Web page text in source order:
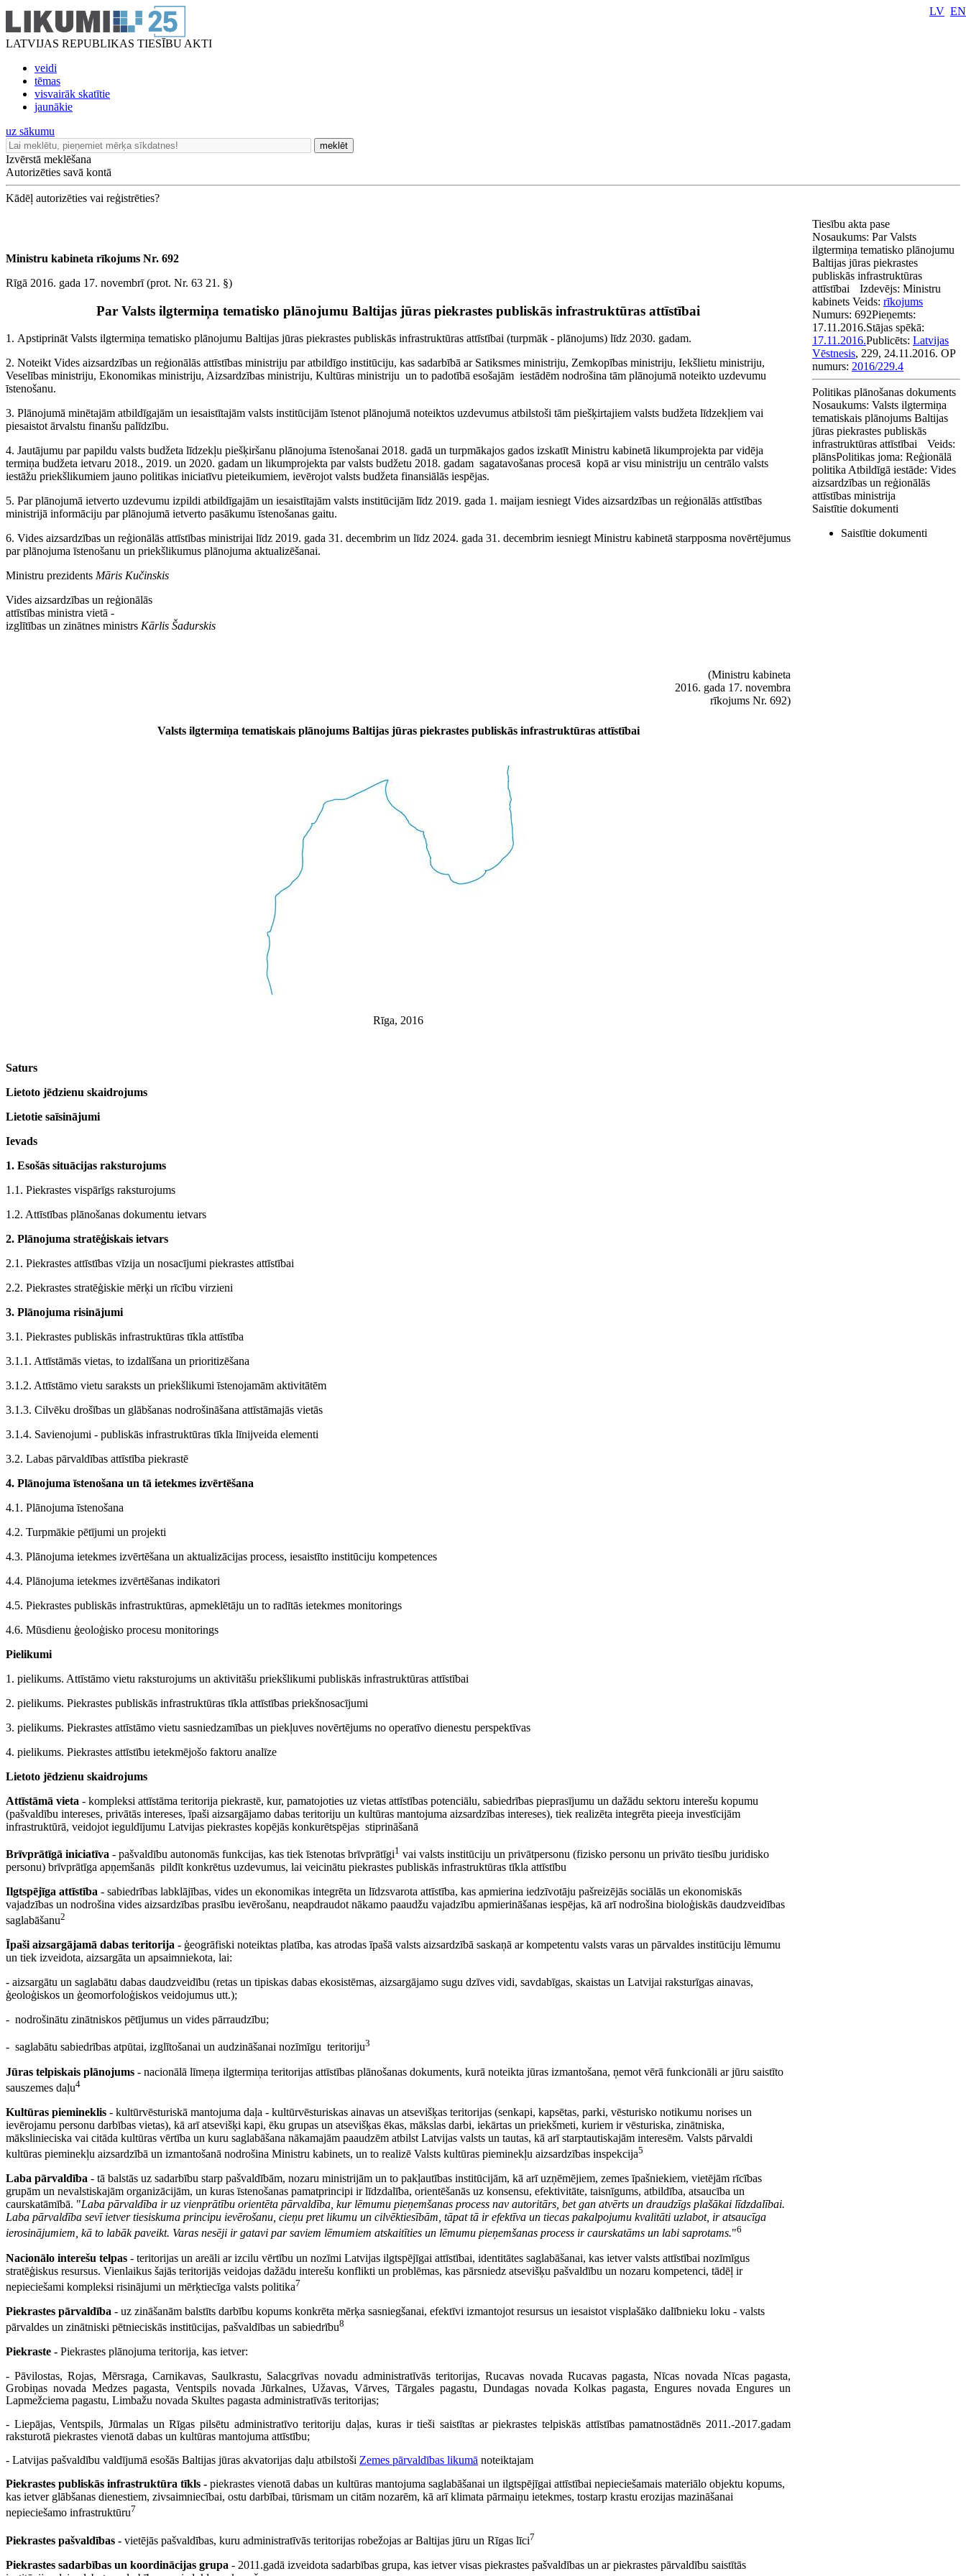
LATVIJAS REPUBLIKAS TIESĪBU AKTI
veidi
tēmas
visvairāk skatītie
jaunākie
LV EN
uz sākumu
meklēt
Izvērstā meklēšana
Autorizēties savā kontā
Kādēļ autorizēties vai reģistrēties?
Ministru kabineta rīkojums Nr. 692
Rīgā 2016. gada 17. novembrī (prot. Nr. 63 21. §)
Par Valsts ilgtermiņa tematisko plānojumu Baltijas jūras piekrastes publiskās infrastruktūras attīstībai
1. Apstiprināt Valsts ilgtermiņa tematisko plānojumu Baltijas jūras piekrastes publiskās infrastruktūras attīstībai (turpmāk - plānojums) līdz 2030. gadam.
2. Noteikt Vides aizsardzības un reģionālās attīstības ministriju par atbildīgo institūciju, kas sadarbībā ar Satiksmes ministriju, Zemkopības ministriju, Iekšlietu ministriju,
Veselības ministriju, Ekonomikas ministriju, Aizsardzības ministriju, Kultūras ministriju un to padotībā esošajām iestādēm nodrošina tām plānojumā noteikto uzdevumu
īstenošanu.
3. Plānojumā minētajām atbildīgajām un iesaistītajām valsts institūcijām īstenot plānojumā noteiktos uzdevumus atbilstoši tām piešķirtajiem valsts budžeta līdzekļiem vai
piesaistot ārvalstu finanšu palīdzību.
4. Jautājumu par papildu valsts budžeta līdzekļu piešķiršanu plānojuma īstenošanai 2018. gadā un turpmākajos gados izskatīt Ministru kabinetā likumprojekta par vidēja
termiņa budžeta ietvaru 2018., 2019. un 2020. gadam un likumprojekta par valsts budžetu 2018. gadam sagatavošanas procesā kopā ar visu ministriju un centrālo valsts
iestāžu priekšlikumiem jauno politikas iniciatīvu pieteikumiem, ievērojot valsts budžeta finansiālās iespējas.
5. Par plānojumā ietverto uzdevumu izpildi atbildīgajām un iesaistītajām valsts institūcijām līdz 2019. gada 1. maijam iesniegt Vides aizsardzības un reģionālās attīstības
ministrijā informāciju par plānojumā ietverto pasākumu īstenošanas gaitu.
6. Vides aizsardzības un reģionālās attīstības ministrijai līdz 2019. gada 31. decembrim un līdz 2024. gada 31. decembrim iesniegt Ministru kabinetā starpposma novērtējumus
par plānojuma īstenošanu un priekšlikumus plānojuma aktualizēšanai.
Ministru prezidents Māris Kučinskis
Vides aizsardzības un reģionālās
attīstības ministra vietā -
izglītības un zinātnes ministrs Kārlis Šadurskis
(Ministru kabineta
2016. gada 17. novembra
rīkojums Nr. 692)
Valsts ilgtermiņa tematiskais plānojums Baltijas jūras piekrastes publiskās infrastruktūras attīstībai
Rīga, 2016
Saturs
Lietoto jēdzienu skaidrojums
Lietotie saīsinājumi
Ievads
1. Esošās situācijas raksturojums
1.1. Piekrastes vispārīgs raksturojums
1.2. Attīstības plānošanas dokumentu ietvars
2. Plānojuma stratēģiskais ietvars
2.1. Piekrastes attīstības vīzija un nosacījumi piekrastes attīstībai
2.2. Piekrastes stratēģiskie mērķi un rīcību virzieni
3. Plānojuma risinājumi
3.1. Piekrastes publiskās infrastruktūras tīkla attīstība
3.1.1. Attīstāmās vietas, to izdalīšana un prioritizēšana
3.1.2. Attīstāmo vietu saraksts un priekšlikumi īstenojamām aktivitātēm
3.1.3. Cilvēku drošības un glābšanas nodrošināšana attīstāmajās vietās
3.1.4. Savienojumi - publiskās infrastruktūras tīkla līnijveida elementi
3.2. Labas pārvaldības attīstība piekrastē
4. Plānojuma īstenošana un tā ietekmes izvērtēšana
4.1. Plānojuma īstenošana
4.2. Turpmākie pētījumi un projekti
4.3. Plānojuma ietekmes izvērtēšana un aktualizācijas process, iesaistīto institūciju kompetences
4.4. Plānojuma ietekmes izvērtēšanas indikatori
4.5. Piekrastes publiskās infrastruktūras, apmeklētāju un to radītās ietekmes monitorings
4.6. Mūsdienu ģeoloģisko procesu monitorings
Pielikumi
1. pielikums. Attīstāmo vietu raksturojums un aktivitāšu priekšlikumi publiskās infrastruktūras attīstībai
2. pielikums. Piekrastes publiskās infrastruktūras tīkla attīstības priekšnosacījumi
3. pielikums. Piekrastes attīstāmo vietu sasniedzamības un piekļuves novērtējums no operatīvo dienestu perspektīvas
4. pielikums. Piekrastes attīstību ietekmējošo faktoru analīze
Lietoto jēdzienu skaidrojums
Attīstāmā vieta - kompleksi attīstāma teritorija piekrastē, kur, pamatojoties uz vietas attīstības potenciālu, sabiedrības pieprasījumu un dažādu sektoru interešu kopumu
(pašvaldību intereses, privātās intereses, īpaši aizsargājamo dabas teritoriju un kultūras mantojuma aizsardzības intereses), tiek realizēta integrēta pieeja investīcijām
infrastruktūrā, veidojot ieguldījumu Latvijas piekrastes kopējās konkurētspējas stiprināšanā
Brīvprātīgā iniciatīva - pašvaldību autonomās funkcijas, kas tiek īstenotas brīvprātīgi1 vai valsts institūciju un privātpersonu (fizisko personu un privāto tiesību juridisko
personu) brīvprātīga apņemšanās pildīt konkrētus uzdevumus, lai veicinātu piekrastes publiskās infrastruktūras tīkla attīstību
Ilgtspējīga attīstība - sabiedrības labklājības, vides un ekonomikas integrēta un līdzsvarota attīstība, kas apmierina iedzīvotāju pašreizējās sociālās un ekonomiskās
vajadzības un nodrošina vides aizsardzības prasību ievērošanu, neapdraudot nākamo paaudžu vajadzību apmierināšanas iespējas, kā arī nodrošina bioloģiskās daudzveidības
saglabāšanu2
Īpaši aizsargājamā dabas teritorija - ģeogrāfiski noteiktas platība, kas atrodas īpašā valsts aizsardzībā saskaņā ar kompetentu valsts varas un pārvaldes institūciju lēmumu
un tiek izveidota, aizsargāta un apsaimniekota, lai:
- aizsargātu un saglabātu dabas daudzveidību (retas un tipiskas dabas ekosistēmas, aizsargājamo sugu dzīves vidi, savdabīgas, skaistas un Latvijai raksturīgas ainavas,
ģeoloģiskos un ģeomorfoloģiskos veidojumus utt.);
- nodrošinātu zinātniskos pētījumus un vides pārraudzību;
- saglabātu sabiedrības atpūtai, izglītošanai un audzināšanai nozīmīgu teritoriju3
Jūras telpiskais plānojums - nacionālā līmeņa ilgtermiņa teritorijas attīstības plānošanas dokuments, kurā noteikta jūras izmantošana, ņemot vērā funkcionāli ar jūru saistīto
sauszemes daļu4
Kultūras piemineklis - kultūrvēsturiskā mantojuma daļa - kultūrvēsturiskas ainavas un atsevišķas teritorijas (senkapi, kapsētas, parki, vēsturisko notikumu norises un
ievērojamu personu darbības vietas), kā arī atsevišķi kapi, ēku grupas un atsevišķas ēkas, mākslas darbi, iekārtas un priekšmeti, kuriem ir vēsturiska, zinātniska,
mākslinieciska vai citāda kultūras vērtība un kuru saglabāšana nākamajām paaudzēm atbilst Latvijas valsts un tautas, kā arī starptautiskajām interesēm. Valsts pārvaldi
kultūras pieminekļu aizsardzībā un izmantošanā nodrošina Ministru kabinets, un to realizē Valsts kultūras pieminekļu aizsardzības inspekcija5
Laba pārvaldība - tā balstās uz sadarbību starp pašvaldībām, nozaru ministrijām un to pakļautības institūcijām, kā arī uzņēmējiem, zemes īpašniekiem, vietējām rīcības
grupām un nevalstiskajām organizācijām, un kuras īstenošanas pamatprincipi ir līdzdalība, orientēšanās uz konsensu, efektivitāte, taisnīgums, atbildība, atsaucība un
caurskatāmībā. "Laba pārvaldība ir uz vienprātību orientēta pārvaldība, kur lēmumu pieņemšanas process nav autoritārs, bet gan atvērts un draudzīgs plašākai līdzdalībai.
Laba pārvaldība sevī ietver tiesiskuma principu ievērošanu, cieņu pret likumu un cilvēktiesībām, tāpat tā ir efektīva un tiecas pakalpojumu kvalitāti uzlabot, ir atsaucīga
ierosinājumiem, kā to labāk paveikt. Varas nesēji ir gatavi par saviem lēmumiem atskaitīties un lēmumu pieņemšanas process ir caurskatāms un labi saprotams."6
Nacionālo interešu telpas - teritorijas un areāli ar izcilu vērtību un nozīmi Latvijas ilgtspējīgai attīstībai, identitātes saglabāšanai, kas ietver valsts attīstībai nozīmīgus
stratēģiskus resursus. Vienlaikus šajās teritorijās veidojas dažādu interešu konflikti un problēmas, kas pārsniedz atsevišķu pašvaldību un nozaru kompetenci, tādēļ ir
nepieciešami kompleksi risinājumi un mērķtiecīga valsts politika7
Piekrastes pārvaldība - uz zināšanām balstīts darbību kopums konkrēta mērķa sasniegšanai, efektīvi izmantojot resursus un iesaistot visplašāko dalībnieku loku - valsts
pārvaldes un zinātniski pētnieciskās institūcijas, pašvaldības un sabiedrību8
Piekraste - Piekrastes plānojuma teritorija, kas ietver:
- Pāvilostas, Rojas, Mērsraga, Carnikavas, Saulkrastu, Salacgrīvas novadu administratīvās teritorijas, Rucavas novada Rucavas pagasta, Nīcas novada Nīcas pagasta,
Grobiņas novada Medzes pagasta, Ventspils novada Jūrkalnes, Užavas, Vārves, Tārgales pagastu, Dundagas novada Kolkas pagasta, Engures novada Engures un
Lapmežciema pagastu, Limbažu novada Skultes pagasta administratīvās teritorijas;
- Liepājas, Ventspils, Jūrmalas un Rīgas pilsētu administratīvo teritoriju daļas, kuras ir tieši saistītas ar piekrastes telpiskās attīstības pamatnostādnēs 2011.-2017.gadam
raksturotā piekrastes vienotā dabas un kultūras mantojuma attīstību;
- Latvijas pašvaldību valdījumā esošās Baltijas jūras akvatorijas daļu atbilstoši Zemes pārvaldības likumā noteiktajam
Piekrastes publiskās infrastruktūra tīkls - piekrastes vienotā dabas un kultūras mantojuma saglabāšanai un ilgtspējīgai attīstībai nepieciešamais materiālo objektu kopums,
kas ietver glābšanas dienestiem, zivsaimniecībai, ostu darbībai, tūrismam un citām nozarēm, kā arī klimata pārmaiņu ietekmes, tostarp krastu erozijas mazināšanai
nepieciešamo infrastruktūru7
Piekrastes pašvaldības - vietējās pašvaldības, kuru administratīvās teritorijas robežojas ar Baltijas jūru un Rīgas līci7
Piekrastes sadarbības un koordinācijas grupa - 2011.gadā izveidota sadarbības grupa, kas ietver visas piekrastes pašvaldības un ar piekrastes pārvaldību saistītās
Tiesību akta pase
Nosaukums: Par Valsts
ilgtermiņa tematisko plānojumu
Baltijas jūras piekrastes
publiskās infrastruktūras
attīstībai
Izdevējs: Ministru
kabinets Veids: rīkojums
Numurs: 692Pieņemts:
17.11.2016.Stājas spēkā:
17.11.2016.Publicēts: Latvijas
Vēstnesis, 229, 24.11.2016. OP
numurs: 2016/229.4
Politikas plānošanas dokuments
Nosaukums: Valsts ilgtermiņa
tematiskais plānojums Baltijas
jūras piekrastes publiskās
infrastruktūras attīstībai
Veids:
plānsPolitikas joma: Reģionālā
politika Atbildīgā iestāde: Vides
aizsardzības un reģionālās
attīstības ministrija
Saistītie dokumenti
Saistītie dokumenti